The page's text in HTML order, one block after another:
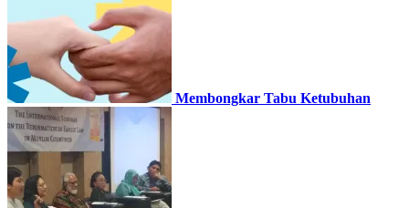
Membongkar Tabu Ketubuhan